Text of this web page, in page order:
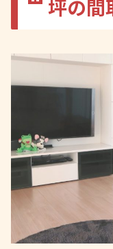
坪の間